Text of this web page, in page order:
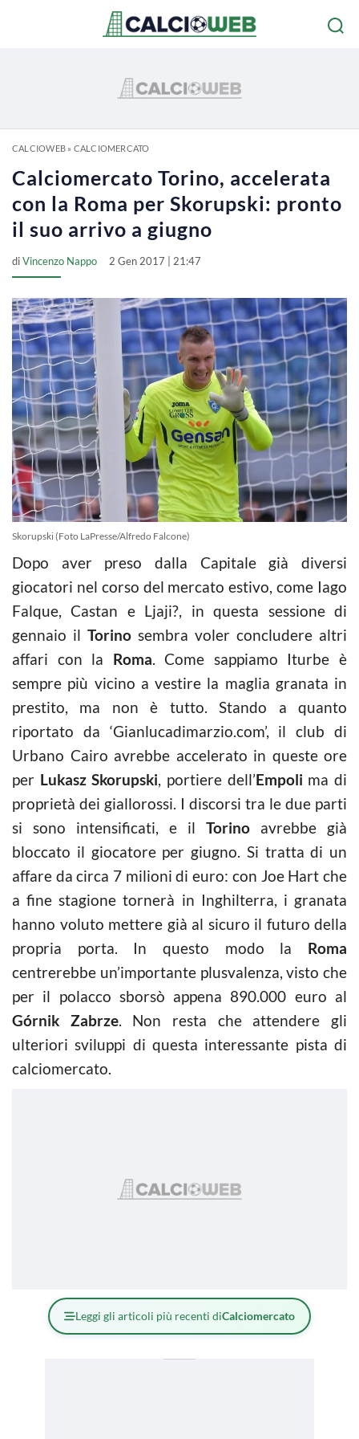
CALCIOWEB» CALCIOMERCATO
Calciomercato Torino, accelerata
con la Roma per Skorupski: pronto
il suo arrivo a giugno
diVincenzo Nappo 2 Gen 2017 | 21:47
Skorupski (Foto LaPresse/Alfredo Falcone)
Dopo aver preso dalla Capitale già diversi
giocatori nel corso del mercato estivo, come Iago
Falque, Castan e Ljaji?, in questa sessione di
gennaio il Torino sembra voler concludere altri
affari con la Roma. Come sappiamo Iturbe è
sempre più vicino a vestire la maglia granata in
prestito, ma non è tutto. Stando a quanto
riportato da ‘Gianlucadimarzio.com’, il club di
Urbano Cairo avrebbe accelerato in queste ore
per Lukasz Skorupski, portiere dell’Empoli ma di
proprietà dei giallorossi. I discorsi tra le due parti
si sono intensificati, e il Torino avrebbe già
bloccato il giocatore per giugno. Si tratta di un
affare da circa 7 milioni di euro: con Joe Hart che
a fine stagione tornerà in Inghilterra, i granata
hanno voluto mettere già al sicuro il futuro della
propria porta. In questo modo la Roma
centrerebbe un’importante plusvalenza, visto che
per il polacco sborsò appena 890.000 euro al
Górnik Zabrze. Non resta che attendere gli
ulteriori sviluppi di questa interessante pista di
calciomercato.
Leggi gli articoli più recenti diCalciomercato